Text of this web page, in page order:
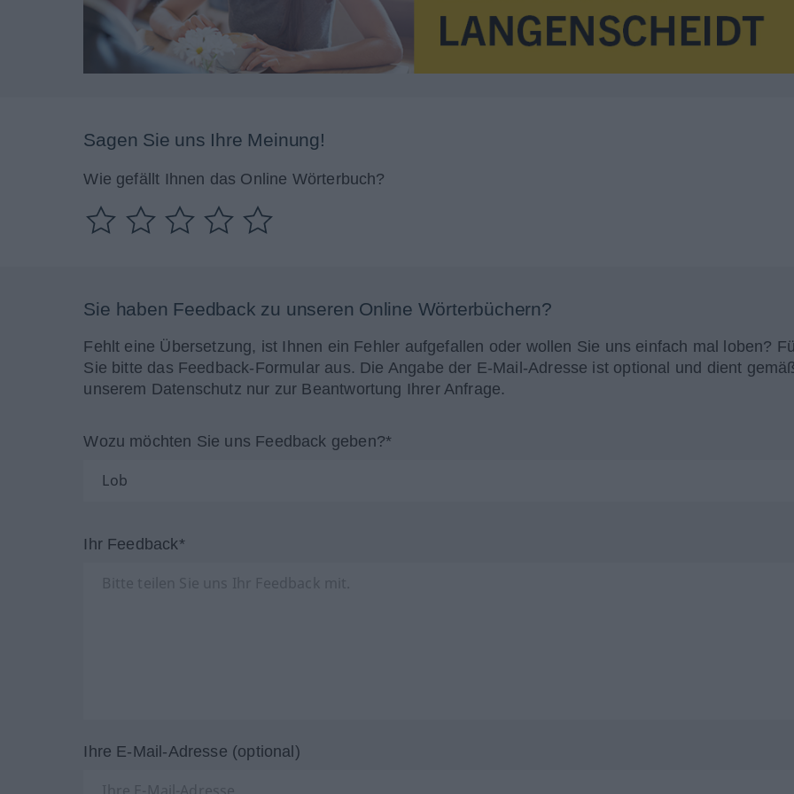
Sagen Sie uns Ihre Meinung!
Wie gefällt Ihnen das Online Wörterbuch?
Sie haben Feedback zu unseren Online Wörterbüchern?
Fehlt eine Übersetzung, ist Ihnen ein Fehler aufgefallen oder wollen Sie uns einfach mal loben?
Sie bitte das Feedback-Formular aus. Die Angabe der E-Mail-Adresse ist optional und dient
unserem Datenschutz nur zur Beantwortung Ihrer Anfrage.
Wozu möchten Sie uns Feedback geben?*
Ihr Feedback*
Ihre E-Mail-Adresse (optional)